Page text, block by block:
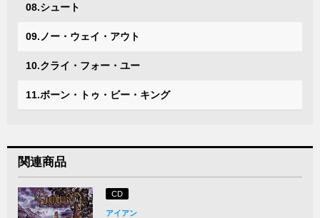
08.シュート
09.ノー・ウェイ・アウト
10.クライ・フォー・ユー
11.ボーン・トゥ・ビー・キング
関連商品
CD
アイアン